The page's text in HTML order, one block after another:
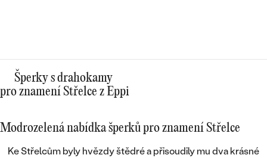
Šperky s drahokamy
pro znamení Střelce z Eppi
Modrozelená nabídka šperků pro znamení Střelce
Ke Střelcům byly hvězdy štědré a přisoudily mu dva krásné